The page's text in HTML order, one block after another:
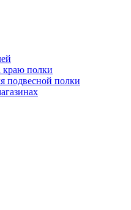
полки
подвесной полки